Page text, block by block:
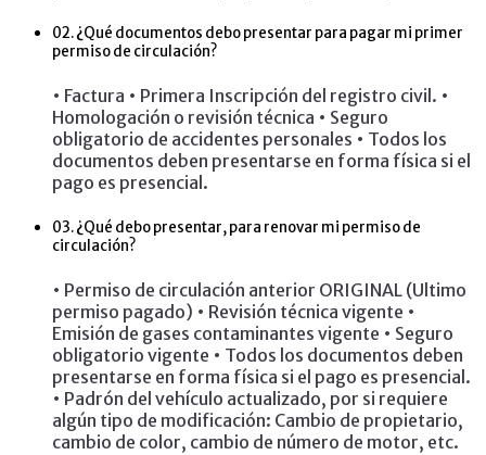
02.¿Qué documentos debo presentar para pagar mi primer
permiso de circulación?
• Factura • Primera Inscripción del registro civil. •
Homologación o revisión técnica • Seguro
obligatorio de accidentes personales • Todos los
documentos deben presentarse en forma física si el
pago es presencial.
03.¿Qué debo presentar, para renovar mi permiso de
circulación?
• Permiso de circulación anterior ORIGINAL (Ultimo
permiso pagado) • Revisión técnica vigente •
Emisión de gases contaminantes vigente • Seguro
obligatorio vigente • Todos los documentos deben
presentarse en forma física si el pago es presencial.
• Padrón del vehículo actualizado, por si requiere
algún tipo de modificación: Cambio de propietario,
cambio de color, cambio de número de motor, etc.